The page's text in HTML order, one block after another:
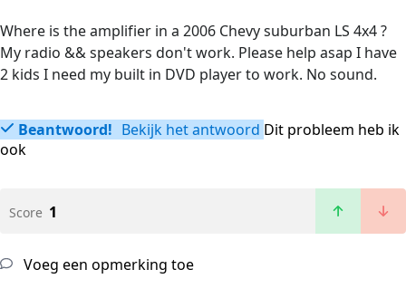
Where is the amplifier in a 2006 Chevy suburban LS 4x4 ?
My radio && speakers don't work. Please help asap I have
2 kids I need my built in DVD player to work. No sound.
Beantwoord! Bekijk het antwoord Dit probleem heb ik
ook
Score 1
Voeg een opmerking toe